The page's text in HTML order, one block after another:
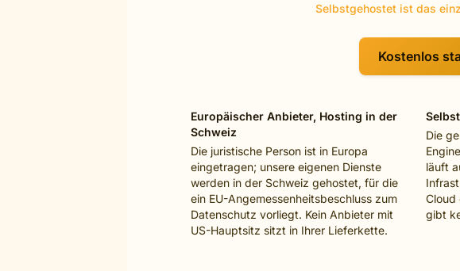
Selbstgehostet ist das
Kostenlos
Europäischer Anbieter, Hosting in der
Schweiz
Die juristische Person ist in Europa
eingetragen; unsere eigenen Dienste
werden in der Schweiz gehostet, für die
ein EU-Angemessenheitsbeschluss zum
Datenschutz vorliegt. Kein Anbieter mit
US-Hauptsitz sitzt in Ihrer Lieferkette.
Die
läuft
Cloud
gibt